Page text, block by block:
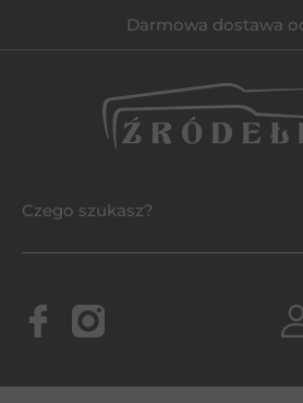
Darmowa dostawa